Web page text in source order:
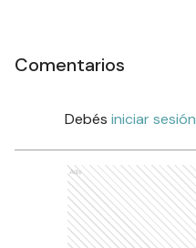
Comentarios
Debés iniciar sesión
Ads